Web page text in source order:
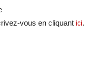
vous en cliquant ici.